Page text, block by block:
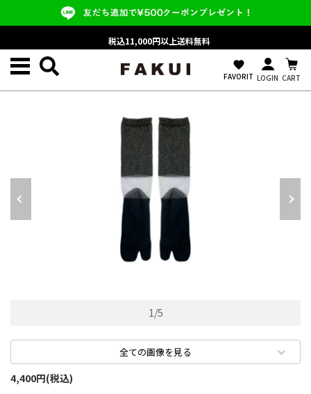
税込11,000円以上送料無料
favorite
FAVORIT LOGIN CART
ALL ITEM/すべての商品
1/5
全ての画像を見る
4,400円(税込)